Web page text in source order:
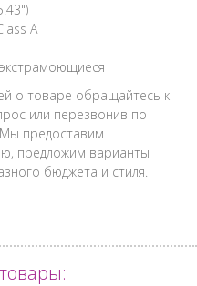
A
о товаре обращайтесь к
или перезвонив по
Мы предоставим
предложим варианты
бюджета и стиля.